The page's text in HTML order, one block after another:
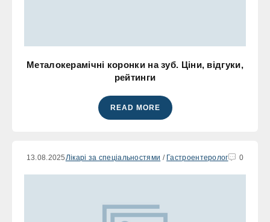
Металокерамічні коронки на зуб. Ціни, відгуки,
рейтинги
READ MORE
13.08.2025 Лікарі за спеціальностями / Гастроентеролог 0